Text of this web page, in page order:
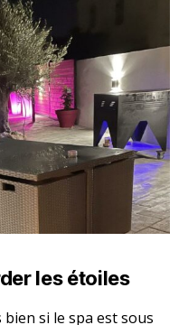
les étoiles
si le spa est sous